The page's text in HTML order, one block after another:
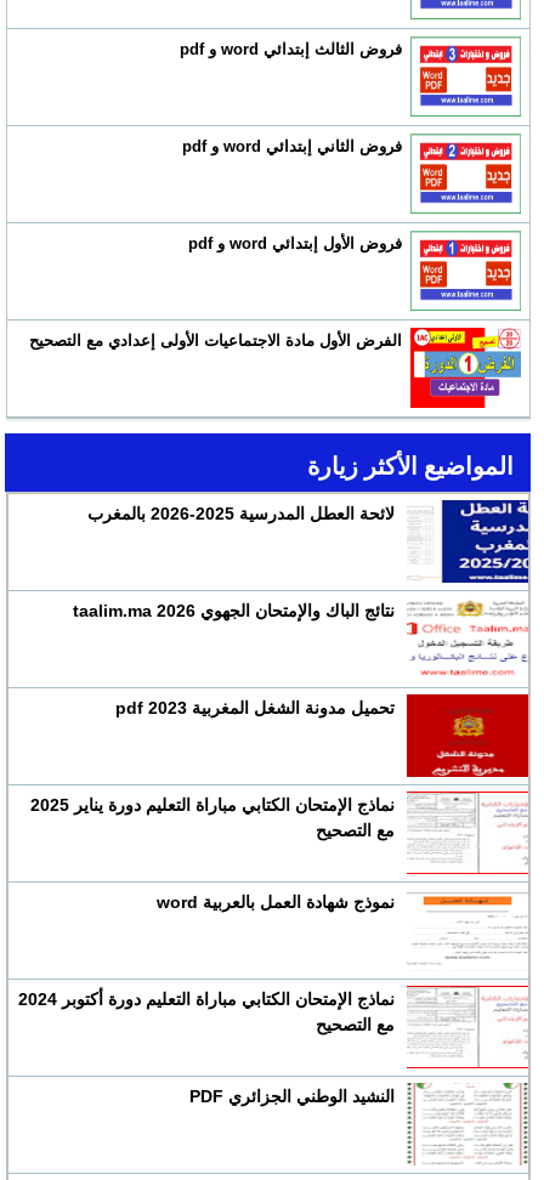
فروض الثالث إبتدائي word و pdf
فروض الثاني إبتدائي word و pdf
فروض الأول إبتدائي word و pdf
الفرض الأول مادة الاجتماعيات الأولى إعدادي مع التصحيح
المواضيع الأكثر زيارة
لائحة العطل المدرسية 2025-2026 بالمغرب
نتائج الباك والإمتحان الجهوي 2026 taalim.ma
تحميل مدونة الشغل المغربية 2023 pdf
نماذج الإمتحان الكتابي مباراة التعليم دورة يناير 2025
مع التصحيح
نموذج شهادة العمل بالعربية word
نماذج الإمتحان الكتابي مباراة التعليم دورة أكتوبر 2024
مع التصحيح
النشيد الوطني الجزائري PDF